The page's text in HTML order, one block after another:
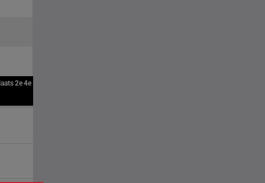
2e4e